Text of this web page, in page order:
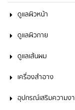
ดูแลผิวหน้า
ดูแลผิวกาย
ดูแลเส้นผม
เครื่องสำอาง
อุปกรณ์เสริมความง